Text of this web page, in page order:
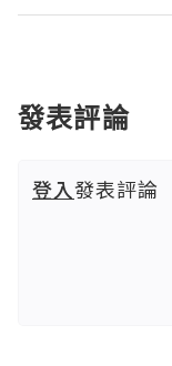
發表評論
登入發表評論